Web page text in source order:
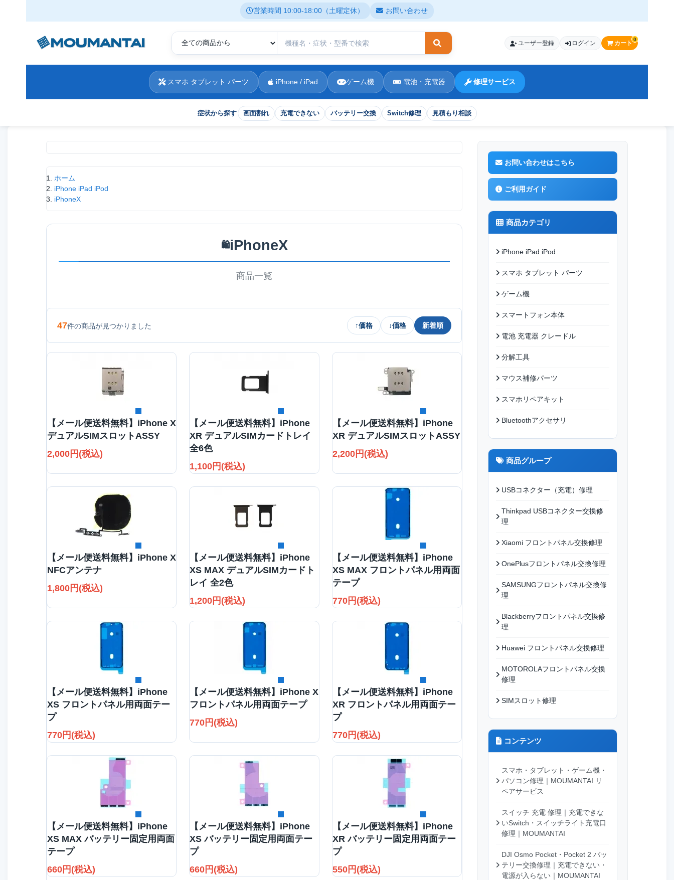
営業時間 10:00-18:00（土曜定休） お問い合わせ
検索
症状から探す 画面割れ 充電できない バッテリー交換 Switch修理 見積もり相談
ユーザー登録 ログイン カート
0
スマホ タブレット パーツ iPhone / iPad ゲーム機 電池・充電器 修理サービス
現在位置
ホーム
iPhone iPad iPod
iPhoneX
🛍️iPhoneX
商品一覧
47件の商品が見つかりました ↑価格 ↓価格 新着順
【メール便送料無料】iPhone X
デュアルSIMスロットASSY
2,000円(税込)
【メール便送料無料】iPhone
XR デュアルSIMカードトレイ
全6色
1,100円(税込)
【メール便送料無料】iPhone
XR デュアルSIMスロットASSY
2,200円(税込)
【メール便送料無料】iPhone X
NFCアンテナ
1,800円(税込)
【メール便送料無料】iPhone
XS MAX デュアルSIMカードト
レイ 全2色
1,200円(税込)
【メール便送料無料】iPhone
XS MAX フロントパネル用両面
テープ
770円(税込)
【メール便送料無料】iPhone
XS フロントパネル用両面テー
プ
770円(税込)
【メール便送料無料】iPhone X
フロントパネル用両面テープ
770円(税込)
【メール便送料無料】iPhone
XR フロントパネル用両面テー
プ
770円(税込)
【メール便送料無料】iPhone
XS MAX バッテリー固定用両面
テープ
660円(税込)
【メール便送料無料】iPhone
XS バッテリー固定用両面テー
プ
660円(税込)
【メール便送料無料】iPhone
XR バッテリー固定用両面テー
プ
550円(税込)
お問い合わせはこちら
ご利用ガイド
商品カテゴリ
iPhone iPad iPod
スマホ タブレット パーツ
ゲーム機
スマートフォン本体
電池 充電器 クレードル
分解工具
マウス補修パーツ
スマホリペアキット
Bluetoothアクセサリ
商品グループ
USBコネクター（充電）修理
Thinkpad USBコネクター交換修
理
Xiaomi フロントパネル交換修理
OnePlusフロントパネル交換修理
SAMSUNGフロントパネル交換修
理
Blackberryフロントパネル交換修
理
Huawei フロントパネル交換修理
MOTOROLAフロントパネル交換
修理
SIMスロット修理
コンテンツ
スマホ・タブレット・ゲーム機・
パソコン修理｜MOUMANTAI リ
ペアサービス
スイッチ 充電 修理｜充電できな
いSwitch・スイッチライト充電口
修理｜MOUMANTAI
DJI Osmo Pocket・Pocket 2 バッ
テリー交換修理｜充電できない・
電源が入らない｜MOUMANTAI